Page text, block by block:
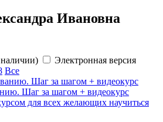
Ивановна
Электронная версия
Все
Шаг за шагом + видеокурс
для всех желающих научиться